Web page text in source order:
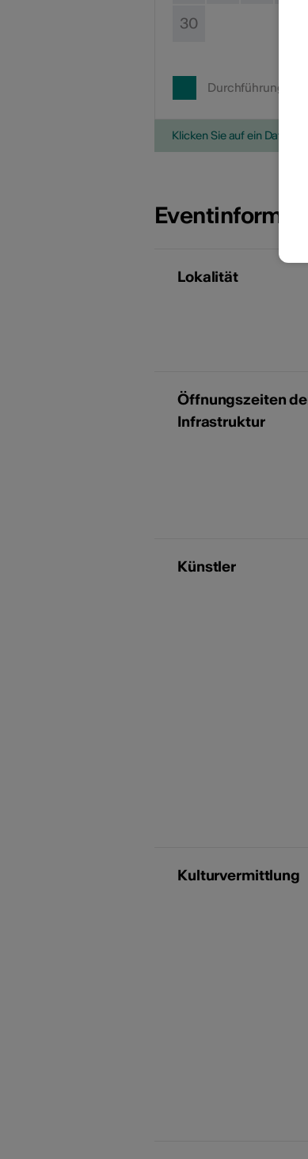
30
Klicken Sie auf ein
Lokalität
Öffnungszeiten
Infrastruktur
Künstler
Kulturvermittlung